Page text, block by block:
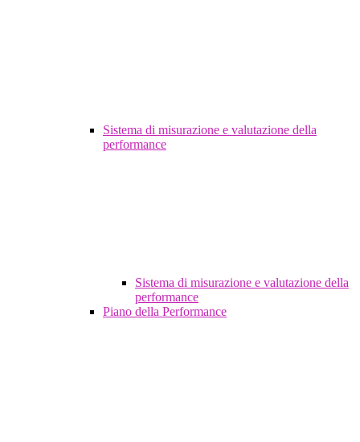
Sistema di misurazione e valutazione della
performance
Sistema di misurazione e valutazione della
performance
Piano della Performance